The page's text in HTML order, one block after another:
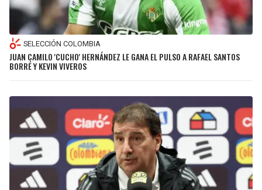
SELECCIÓN COLOMBIA
JUAN CAMILO 'CUCHO' HERNÁNDEZ LE GANA EL PULSO A RAFAEL SANTOS
BORRÉ Y KEVIN VIVEROS